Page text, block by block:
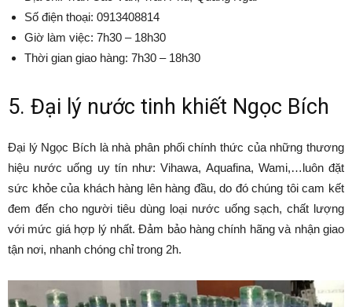
Số điện thoại: 0913408814
Giờ làm việc: 7h30 – 18h30
Thời gian giao hàng: 7h30 – 18h30
5. Đại lý nước tinh khiết Ngọc Bích
Đại lý Ngọc Bích là nhà phân phối chính thức của những thương
hiệu nước uống uy tín như: Vihawa, Aquafina, Wami,…luôn đặt
sức khỏe của khách hàng lên hàng đầu, do đó chúng tôi cam kết
đem đến cho người tiêu dùng loại nước uống sạch, chất lượng
với mức giá hợp lý nhất. Đảm bảo hàng chính hãng và nhận giao
tận nơi, nhanh chóng chỉ trong 2h.